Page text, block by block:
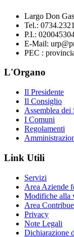
Largo Don
Tel.: 0734.2321
P.I.:
E-Mail:
PEC :
L'Organo
Il Presidente
Il Consiglio
Assemblea dei
I Comuni
Regolamenti
Link Utili
Servizi
Area Aziende
Modifiche alla
Area
Privacy
Note Legali
Dichiarazione